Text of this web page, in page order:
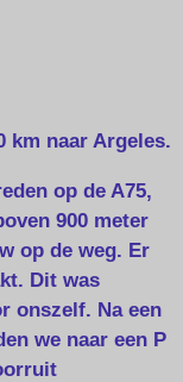
km naar Argeles.
op de A75,
900 meter
op de weg. Er
Dit was
onszelf. Na een
we naar een P